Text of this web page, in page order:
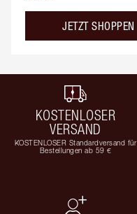
JETZT SHOPPEN
KOSTENLOSER
VERSAND
KOSTENLOSER Standardversand für
Bestellungen ab 59 €